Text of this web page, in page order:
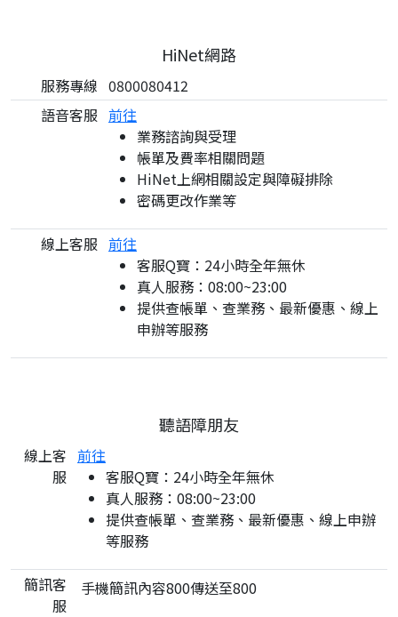
HiNet網路
服務專線 0800080412
語音客服 前往
業務諮詢與受理
帳單及費率相關問題
HiNet上網相關設定與障礙排除
密碼更改作業等
線上客服 前往
客服Q寶：24小時全年無休
真人服務：08:00~23:00
提供查帳單、查業務、最新優惠、線上
申辦等服務
聽語障朋友
線上客
服
前往
客服Q寶：24小時全年無休
真人服務：08:00~23:00
提供查帳單、查業務、最新優惠、線上申辦
等服務
簡訊客
服
手機簡訊內容800傳送至800